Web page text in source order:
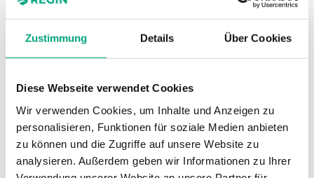
Zustimmung Details Über Cookies
Diese Webseite verwendet Cookies
Wir verwenden Cookies, um Inhalte und Anzeigen zu
personalisieren, Funktionen für soziale Medien anbieten
zu können und die Zugriffe auf unsere Website zu
analysieren. Außerdem geben wir Informationen zu Ihrer
Flüssigkeitsgefüllte Kupferkapillare mit Schutzfeder
(200 mm)
Eintauchlänge Messelement
200 / Ø 21 mm
Elektrischer Kontakt